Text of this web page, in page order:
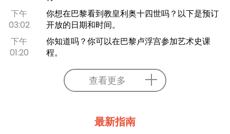
下午
03:02
你想在巴黎看到教皇利奥十四世吗？以下是预订
开放的日期和时间。
下午
01:20
你知道吗？你可以在巴黎卢浮宫参加艺术史课
程。
查看更多
最新指南